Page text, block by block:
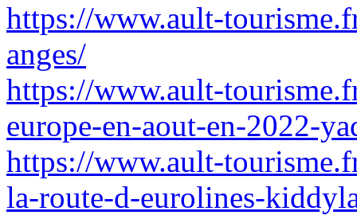
https://www.ault-
anges/
https://www.ault-
europe-en-aout-en-2022-
https://www.ault-
la-route-d-eurolines-